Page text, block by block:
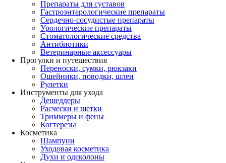
Препараты для суставов
Гастроэнтерологические препараты
Сердечно-сосудистые препараты
Урологические препараты
Стоматологические средства
Антибиотики
Ветеринарные аксессуары
Прогулки и путешествия
Переноски, сумки, рюкзаки
Ошейники, поводки, шлеи
Рулетки
Инструменты для ухода
Дешеддеры
Расчески и щетки
Триммеры и фены
Когтерезы
Косметика
Шампуни
Уходовая косметика
Духи и одеколоны